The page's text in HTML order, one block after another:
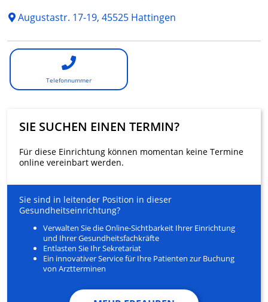
Augustastr. 17-19, 45525 Hattingen
Telefonnummer
SIE SUCHEN EINEN TERMIN?
Für diese Einrichtung können momentan keine Termine
online vereinbart werden.
Sie sind in leitender Position in dieser
Gesundheitseinrichtung?
Verwalten Sie die Online-Sichtbarkeit Ihrer Einrichtung
und Ihrer Gesundheitsfachkräfte
Entlasten Sie Ihr Sekretariat
Ein innovativer Service für Ihre Patienten zur Buchung
von Arztterminen